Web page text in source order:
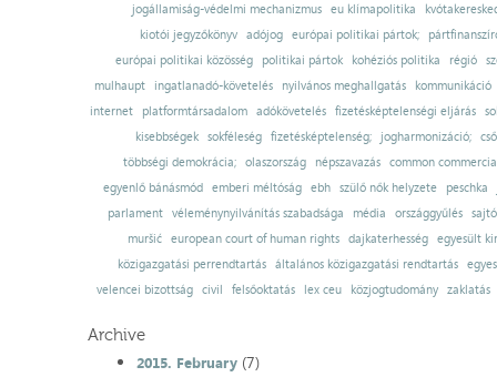
jogállamiság-védelmi mechanizmus
eu klímapolitika
kiotói jegyzőkönyv adójog európai politikai pártok;
európai politikai közösség
politikai pártok kohéziós politika régió
mulhaupt
ingatlanadó-követelés nyilvános meghallgatás
kommunikáció
internet
platformtársadalom adókövetelés fizetésképtelenségi eljárás
kisebbségek sokféleség fizetésképtelenség; jogharmonizáció;
többségi demokrácia; olaszország népszavazás common
egyenlő bánásmód emberi méltóság ebh szülő nők helyzete
peschka
parlament
véleménynyilvánítás szabadsága média országgyűlés
muršić
european court of human rights dajkaterhesség
egyesült
közigazgatási perrendtartás
általános közigazgatási rendtartás
velencei bizottság
civil felsőoktatás lex ceu közjogtudomány zaklatás
Archive
2015. February(7)